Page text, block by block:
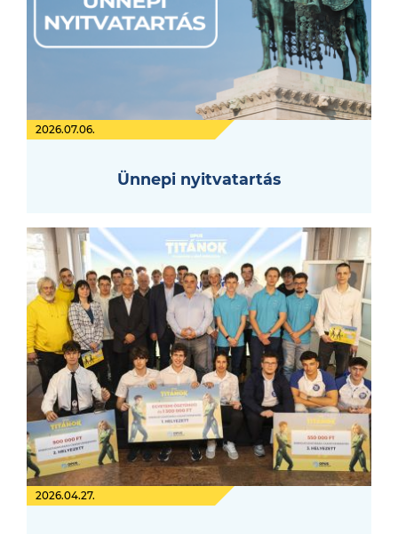
2026.07.06.
Ünnepi nyitvatartás
2026.04.27.